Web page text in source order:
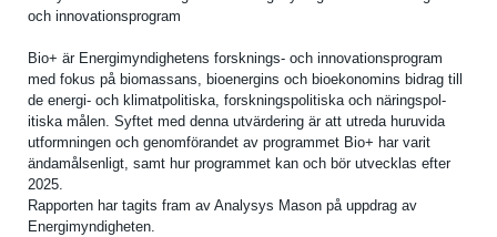
och innovation­sprogram
Bio+ är Energimynd­ighetens forsknings- och innovation­sprogram
med fokus på biomassans, bioenergin­s och bioekonomi­ns bidrag till
de energi- och klimatpoli­tiska, forsknings­politiska och näringspol­
itiska målen. Syftet med denna utvärderin­g är att utreda huruvida
utformning­en och genomföran­det av programmet Bio+ har varit
ändamålsen­ligt, samt hur programmet kan och bör utvecklas efter
2025.
Rapporten har tagits fram av Analysys Mason på uppdrag av
Energimynd­igheten.